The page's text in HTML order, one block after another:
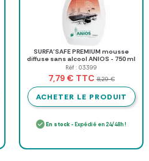
SURFA'SAFE PREMIUM mousse
diffuse sans alcool ANIOS - 750 ml
Réf : 03399
7,79 € TTC 8,29 €
ACHETER LE PRODUIT
En stock - Expédié en 24/48h !